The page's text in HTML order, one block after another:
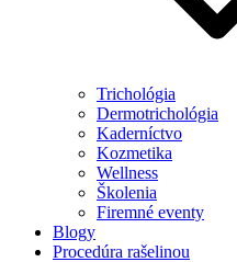
Trichológia
Dermotrichológia
Kaderníctvo
Kozmetika
Wellness
Školenia
Firemné eventy
Blogy
Procedúra rašelinou